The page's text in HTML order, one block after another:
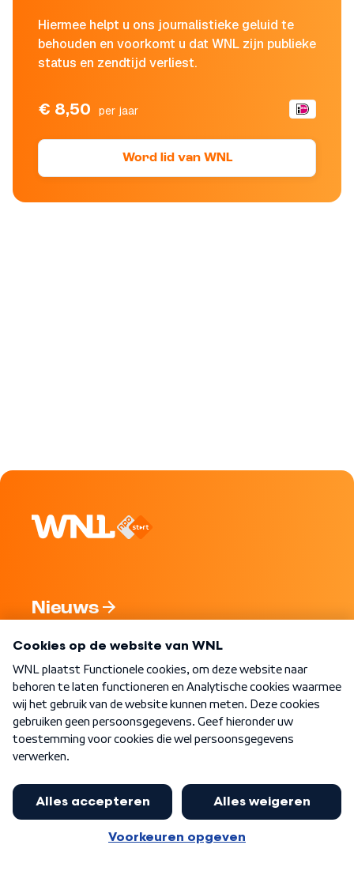
Hiermee helpt u ons journalistieke geluid te
behouden en voorkomt u dat WNL zijn publieke
status en zendtijd verliest.
€ 8,50 per jaar
Word lid van WNL
Nieuws
Nieuwsbrief
Word Lid